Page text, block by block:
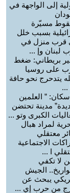
إلى الواجهة في
مسيّرة
بسبب خلل
قرب منزل في
لبنان وإ ...
بريطاني: ضغط
على روسيا
يتدحرج نحو حافة
...
” العلمين
مدينة تحتضن
الكبرى وتو ...
لمراد هبال
معتقلي
الاجتماعية
ا ...
لا تكفي
الجيش
يبحث عن
من حرب إي ...